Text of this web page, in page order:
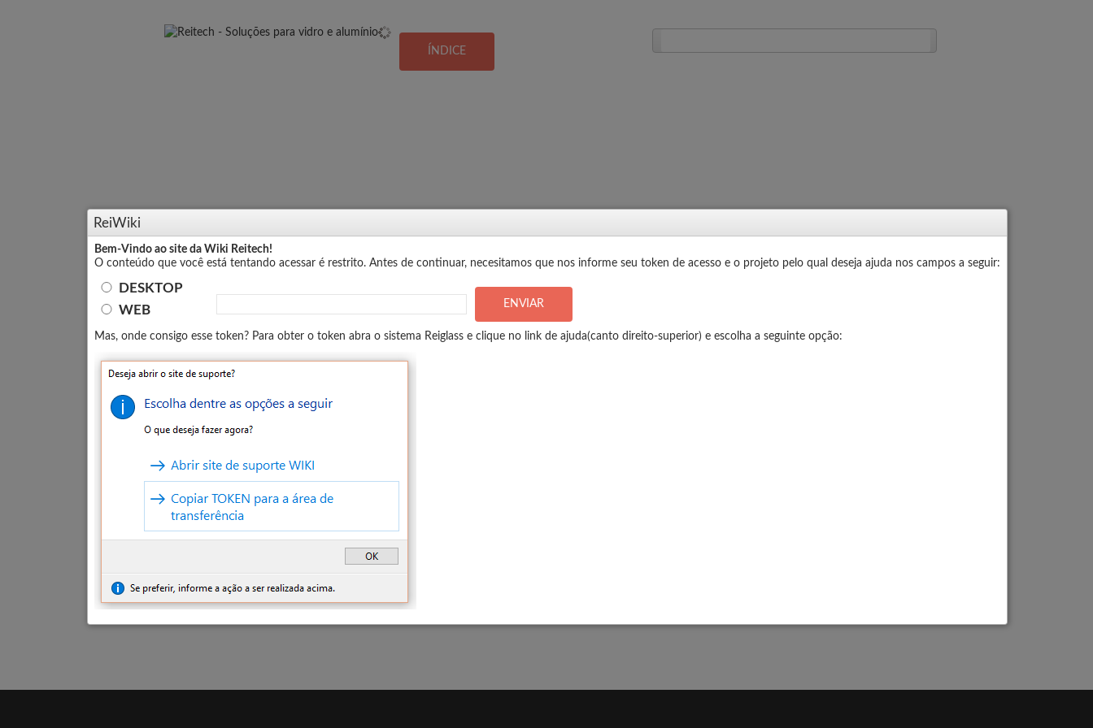
ReiWiki
Bem-Vindo ao site da Wiki Reitech!
O conteúdo que você está tentando acessar é restrito. Antes de continuar, necesitamos que nos informeseu token de acesso e o projeto pelo qual deseja ajuda nos campos a seguir:
DESKTOP
WEB
Mas, onde consigo esse token? Para obter o token abra o sistema Reiglass e clique no link de ajuda(canto direito-superior) e escolha a seguinte opção: